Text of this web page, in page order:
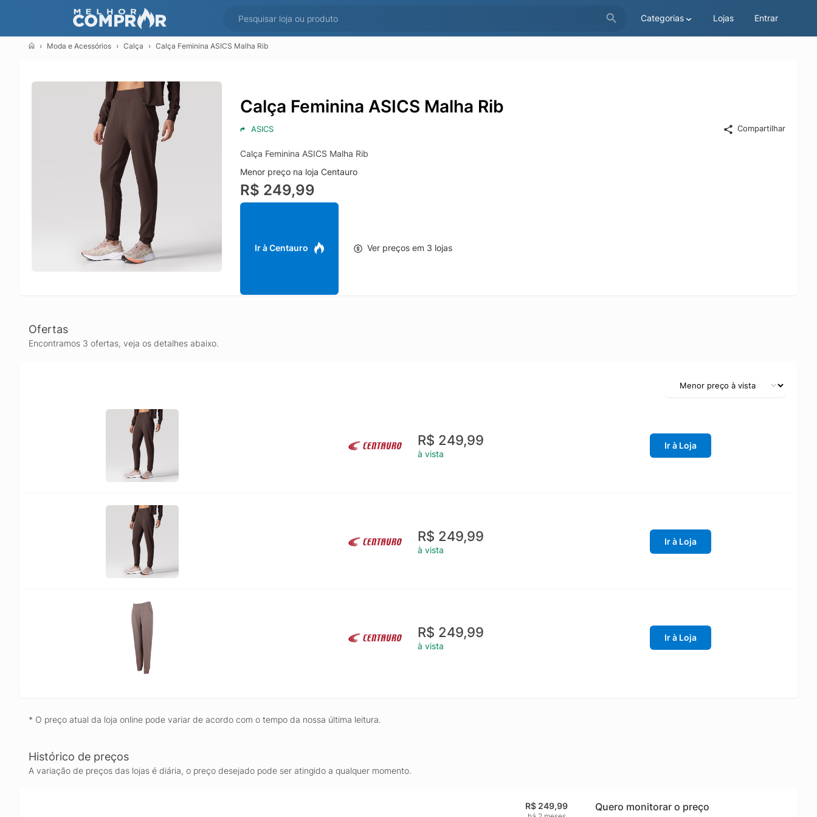
Categorias Lojas Entrar
Moda e Acessórios Calça Calça Feminina ASICS Malha Rib
Calça Feminina ASICS Malha Rib
ASICS Compartilhar
Calça Feminina ASICS Malha Rib
Menor preço na loja Centauro
R$ 249,99
Ir à Centauro Ver preços em 3 lojas
Ofertas
Encontramos 3 ofertas, veja os detalhes abaixo.
R$ 249,99
à vista
Ir à Loja
R$ 249,99
à vista
Ir à Loja
R$ 249,99
à vista
Ir à Loja
* O preço atual da loja online pode variar de acordo com o tempo da nossa última leitura.
Histórico de preços
A variação de preços das lojas é diária, o preço desejado pode ser atingido a qualquer momento.
R$ 249,99 Quero monitorar o preço